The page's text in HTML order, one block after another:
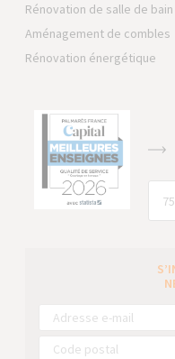
Rénovation de salle de bain
Aménagement de combles
Rénovation énergétique